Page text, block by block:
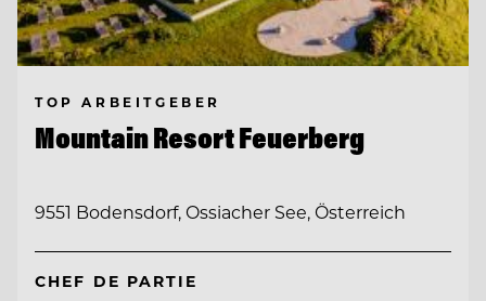
TOP ARBEITGEBER
Mountain Resort Feuerberg
9551 Bodensdorf, Ossiacher See, Österreich
CHEF DE PARTIE